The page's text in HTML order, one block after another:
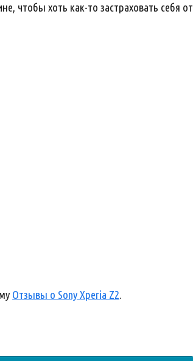
чтобы хоть как-то застраховать себя от
Отзывы о Sony Xperia Z2.